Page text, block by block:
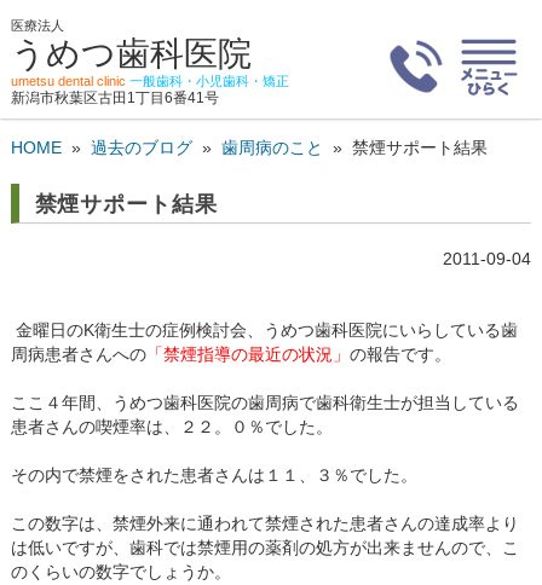
医療法人
うめつ歯科医院
umetsu dental clinic 一般歯科・小児歯科・矯正
新潟市秋葉区古田1丁目6番41号
HOME» 過去のブログ» 歯周病のこと » 禁煙サポート結果
禁煙サポート結果
2011-09-04
金曜日のK衛生士の症例検討会、うめつ歯科医院にいらしている歯
周病患者さんへの「禁煙指導の最近の状況」 の報告です。
ここ４年間、うめつ歯科医院の歯周病で歯科衛生士が担当している
患者さんの喫煙率は、２２。０％でした。
その内で禁煙をされた患者さんは１１、３％でした。
この数字は、禁煙外来に通われて禁煙された患者さんの達成率より
は低いですが、歯科では禁煙用の薬剤の処方が出来ませんので、こ
のくらいの数字でしょうか。